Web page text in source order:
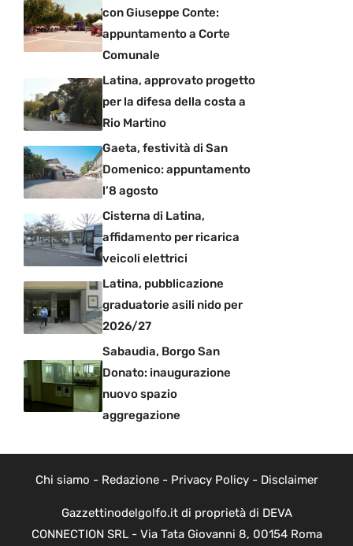
con Giuseppe Conte:
appuntamento a Corte
Comunale
Latina, approvato progetto
per la difesa della costa a
Rio Martino
Gaeta, festività di San
Domenico: appuntamento
l’8 agosto
Cisterna di Latina,
affidamento per ricarica
veicoli elettrici
Latina, pubblicazione
graduatorie asili nido per
2026/27
Sabaudia, Borgo San
Donato: inaugurazione
nuovo spazio
aggregazione
Chi siamo - Redazione- Privacy Policy- Disclaimer
Gazzettinodelgolfo.it di proprietà di DEVA
CONNECTION SRL - Via Tata Giovanni 8, 00154 Roma